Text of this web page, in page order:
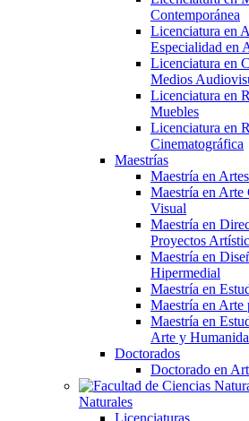
Contemporánea
Licenciatura en
Especialidad en
Licenciatura en
Medios
Licenciatura en
Muebles
Licenciatura en
Cinematográfica
Maestrías
Maestría en Artes
Maestría en Arte
Visual
Maestría en
Proyectos
Maestría en
Hipermedial
Maestría en
Maestría en Arte
Maestría en
Arte y
Doctorados
Doctorado en
Naturales
Licenciaturas